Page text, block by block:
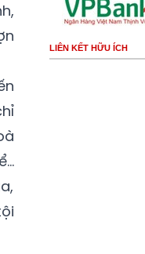
LIÊN KẾT HỮU ÍCH